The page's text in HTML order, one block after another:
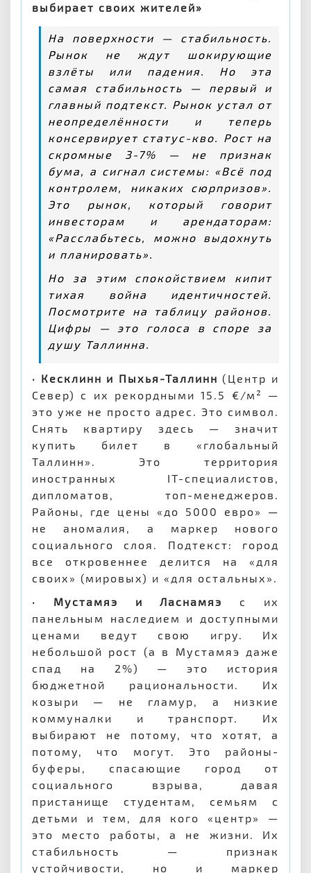
выбирает своих жителей»
На поверхности — стабильность.
Рынок не ждут шокирующие
взлёты или падения. Но эта
самая стабильность — первый и
главный подтекст. Рынок устал от
неопределённости и теперь
консервирует статус-кво. Рост на
скромные 3-7% — не признак
бума, а сигнал системы: «Всё под
контролем, никаких сюрпризов».
Это рынок, который говорит
инвесторам и арендаторам:
«Расслабьтесь, можно выдохнуть
и планировать».
Но за этим спокойствием кипит
тихая война идентичностей.
Посмотрите на таблицу районов.
Цифры — это голоса в споре за
душу Таллинна.
· Кесклинн и Пыхья-Таллинн (Центр и
Север) с их рекордными 15.5 €/м² —
это уже не просто адрес. Это символ.
Снять квартиру здесь — значит
купить билет в «глобальный
Таллинн». Это территория
иностранных IT-специалистов,
дипломатов, топ-менеджеров.
Районы, где цены «до 5000 евро» —
не аномалия, а маркер нового
социального слоя. Подтекст: город
все откровеннее делится на «для
своих» (мировых) и «для остальных».
· Мустамяэ и Ласнамяэ
с их
панельным наследием и доступными
ценами ведут свою игру. Их
небольшой рост (а в Мустамяэ даже
спад на 2%) — это история
бюджетной рациональности. Их
козыри — не гламур, а низкие
коммуналки и транспорт. Их
выбирают не потому, что хотят, а
потому, что могут. Это районы-
буферы, спасающие город от
социального взрыва, давая
пристанище студентам, семьям с
детьми и тем, для кого «центр» —
это место работы, а не жизни. Их
стабильность — признак
устойчивости, но и маркер